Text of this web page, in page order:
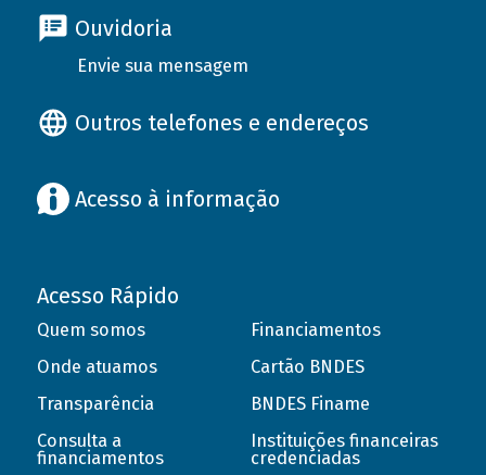
Ouvidoria
Envie sua mensagem
Outros telefones e endereços
Acesso à informação
Acesso Rápido
Quem somos
Onde atuamos
Transparência
Consulta a
financiamentos
Financiamentos
Cartão BNDES
BNDES Finame
Instituições financeiras
credenciadas